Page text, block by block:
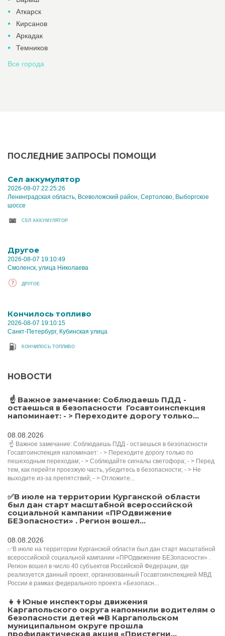
Аткарск
Кирсанов
Аркадак
Темников
Все города
ПОСЛЕДНИЕ ЗАПРОСЫ ПОМОЩИ
Cел аккумулятор
2026-08-07 22:25:26
Ленинградская область, Всеволожский район, Сертолово, Выборгское
шоссе
CЕЛ АККУМУЛЯТОР
Другое
2026-08-07 19:10:49
Смоленск, улица Николаева
ДРУГОЕ
Кончилось топливо
2026-08-07 19:10:15
Санкт-Петербург, Кубинская улица
КОНЧИЛОСЬ ТОПЛИВО
НОВОСТИ
️ ☝ Важное замечание: Соблюдаешь ПДД -
остаешься в безопасности ️ Госавтоинспекция
напоминает: - > Переходите дорогу только...
08.08.2026
️ ☝ Важное замечание: Соблюдаешь ПДД - остаешься в безопасности ️
Госавтоинспекция напоминает: - > Переходите дорогу только по
пешеходным переходам; - > Соблюдайте сигналы светофора; - > Перед
тем, как перейти проезжую часть, убедитесь в безопасности; - > Не
выходите из-за препятствий; - > Отложите...
✅В июле на территории Курганской области
был дан старт масштабной всероссийской
социальной кампании «ПРОдвижение
БЕЗопасности» . Регион вошел...
08.08.2026
✅В июле на территории Курганской области был дан старт масштабной
всероссийской социальной кампании «ПРОдвижение БЕЗопасности» .
Регион вошел в число 40 субъектов Российской Федерации, где
реализуется данный проект, организованный Госавтоинспекцией МВД
России в рамках федерального проекта «Безопасн...
👧👦Юные инспекторы движения
Каргапольского округа напомнили водителям о
безопасности детей ➡️В Каргапольском
муниципальном округе прошла
профилактическая акция «Пристегни...